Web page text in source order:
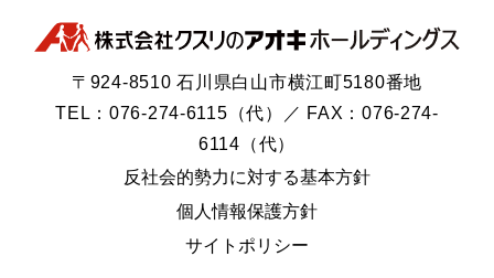
〒924-8510 石川県白山市横江町5180番地
TEL：076-274-6115（代）／ FAX：076-274-
6114（代）
反社会的勢力に対する基本方針
個人情報保護方針
サイトポリシー